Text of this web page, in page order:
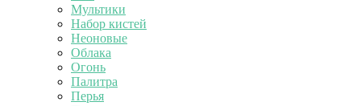
Мультики
Набор кистей
Неоновые
Облака
Огонь
Палитра
Перья